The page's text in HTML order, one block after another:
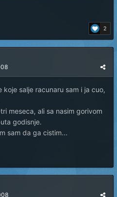
2
salje racunaru sam i ja cuo,
meseca, ali sa nasim gorivom
godisnje.
sam da ga cistim...